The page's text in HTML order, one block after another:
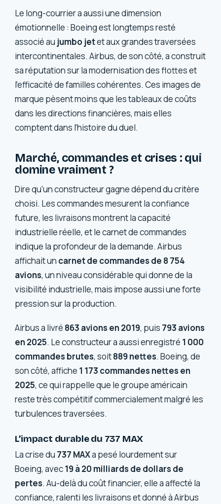
Le long-courrier a aussi une dimension
émotionnelle : Boeing est longtemps resté
associé au jumbo jetet aux grandes traversées
intercontinentales. Airbus, de son côté, a construit
sa réputation sur la modernisation des flottes et
l’efficacité de familles cohérentes. Ces images de
marque pèsent moins que les tableaux de coûts
dans les directions financières, mais elles
comptent dans l’histoire du duel.
Marché, commandes et crises : qui
domine vraiment ?
Dire qu’un constructeur gagne dépend du critère
choisi. Les commandes mesurent la confiance
future, les livraisons montrent la capacité
industrielle réelle, et le carnet de commandes
indique la profondeur de la demande. Airbus
affichait un carnet de commandes de 8 754
avions, un niveau considérable qui donne de la
visibilité industrielle, mais impose aussi une forte
pression sur la production.
Airbus a livré 863 avions en 2019, puis 793 avions
en 2025. Le constructeur a aussi enregistré 1 000
commandes brutes, soit889 nettes. Boeing, de
son côté, affiche 1 173 commandes nettes en
2025, ce qui rappelle que le groupe américain
reste très compétitif commercialement malgré les
turbulences traversées.
L’impact durable du 737 MAX
La crise du 737 MAXa pesé lourdement sur
Boeing, avec19 à 20 milliards de dollars de
pertes. Au-delà du coût financier, elle a affecté la
confiance, ralenti les livraisons et donné à Airbus